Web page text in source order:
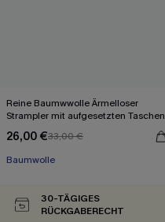
Reine Baumwwolle Ärmelloser
Strampler mit aufgesetzten Taschen
26,00 €33,00 €
Baumwolle
30-TÄGIGES
RÜCKGABERECHT